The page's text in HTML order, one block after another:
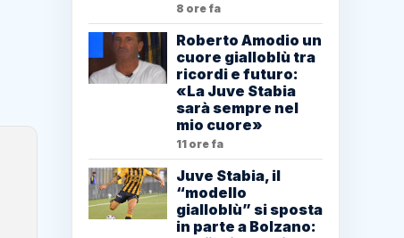
8 ore fa
Roberto Amodio un
cuore gialloblù tra
ricordi e futuro:
«La Juve Stabia
sarà sempre nel
mio cuore»
11 ore fa
Juve Stabia, il
“modello
gialloblù” si sposta
in parte a Bolzano: